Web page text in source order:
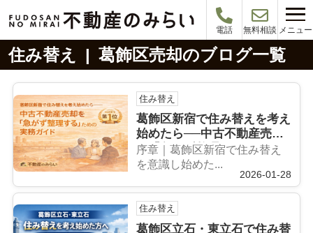
電話 無料相談 メニュー
住み替え | 葛飾区売却のブログ一覧
住み替え
葛飾区新宿で住み替えを考え
始めたら──中古不動産売却
を「急がず整理する」ための
実務ガイド
序章｜葛飾区新宿で住み替え
を意識し始めた...
2026-01-28
住み替え
葛飾区立石・東立石で住み替